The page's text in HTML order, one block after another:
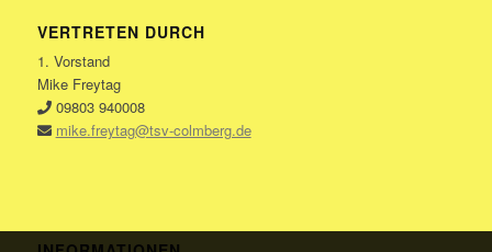
VERTRETEN DURCH
1. Vorstand
Mike Freytag
09803 940008
mike.freytag@tsv-colmberg.de